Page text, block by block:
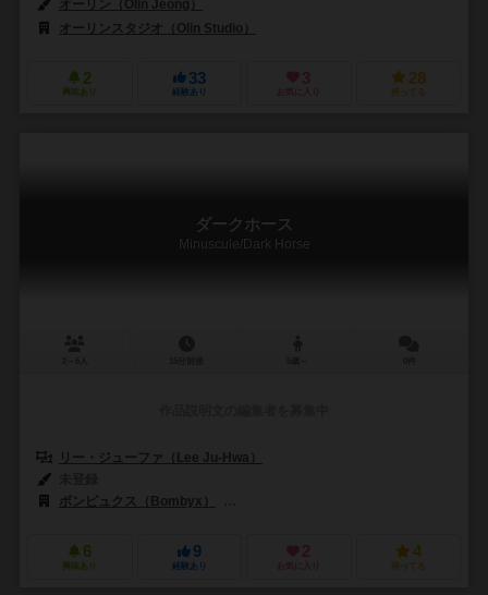
オーリン（Olin Jeong）
オーリンスタジオ（Olin Studio）
2
興味あり
33
経験あり
3
お気に入り
28
持ってる
ダークホース
Minuscule/Dark Horse
リー・ジューファ（Lee Ju-Hwa）
ボンピュクス（Bombyx）
6
興味あり
9
経験あり
2
お気に入り
4
持ってる